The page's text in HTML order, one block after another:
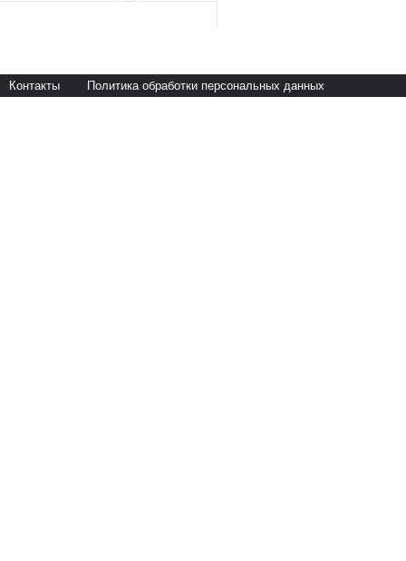
Контакты Политика обработки персональных данных